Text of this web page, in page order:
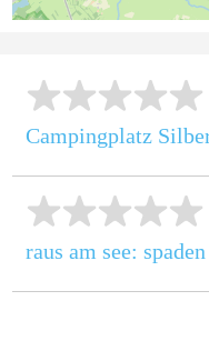
Campingplatz
raus am see: spaden